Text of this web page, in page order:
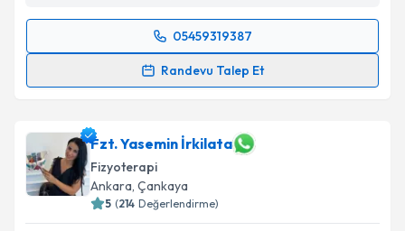
05459319387
Randevu Talep Et
Randevu Takvimi Talebi
takvim hazırlandığında e-posta ile bilgilendireceğiz.
E-posta Adresiniz
Fzt. Yasemin İrkilata
Fizyoterapi
Ankara, Çankaya
5 (214 Değerlendirme)